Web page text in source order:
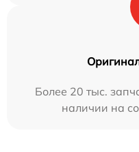
Более 20 тыс.
наличии на